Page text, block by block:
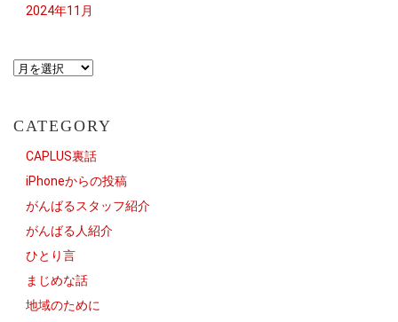
2024年11月
CATEGORY
CAPLUS裏話
iPhoneからの投稿
がんばるスタッフ紹介
がんばる人紹介
ひとり言
まじめな話
地域のために